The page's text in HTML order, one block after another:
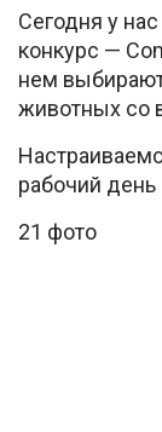
Сегодня у
конкурс —
нем
животных со
рабочий
21 фото